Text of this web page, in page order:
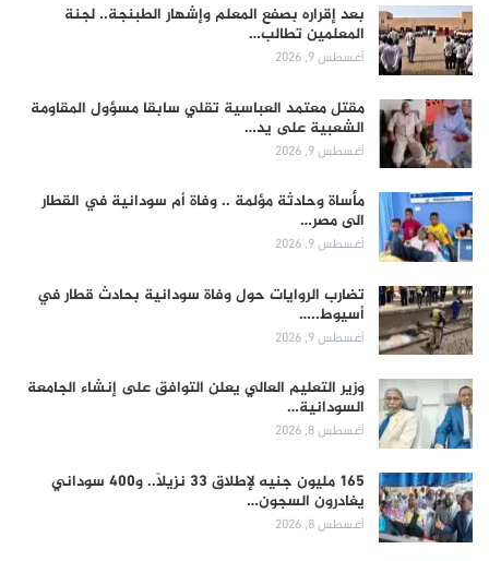
بعد إقراره بصفع المعلم وإشهار الطبنجة.. لجنة
المعلمين تطالب…
أغسطس 9, 2026
مقتل معتمد العباسية تقلي سابقا مسؤول المقاومة
الشعبية على يد…
أغسطس 9, 2026
مأساة وحادثة مؤلمة .. وفاة أم سودانية في القطار
الى مصر…
أغسطس 9, 2026
تضارب الروايات حول وفاة سودانية بحادث قطار في
أسيوط..…
أغسطس 9, 2026
وزير التعليم العالي يعلن التوافق على إنشاء الجامعة
السودانية…
أغسطس 8, 2026
165 مليون جنيه لإطلاق 33 نزيلاً.. و400 سوداني
يغادرون السجون…
أغسطس 8, 2026